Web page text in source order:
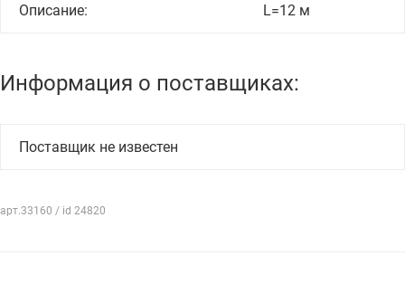
Описание: L=12 м
Информация о поставщиках:
Поставщик не известен
арт.33160 / id 24820